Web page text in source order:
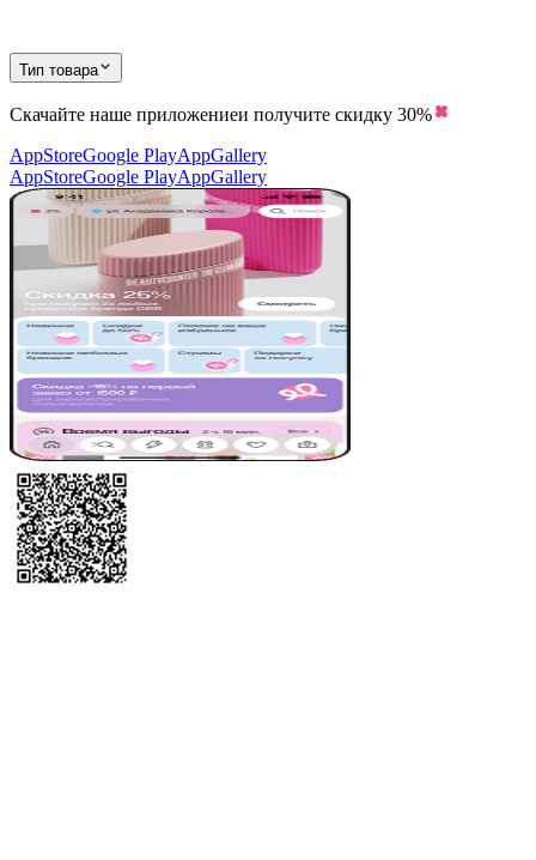
Тип товара
Скачайте наше приложениеи получите скидку 30%
AppStoreGoogle PlayAppGallery
AppStoreGoogle PlayAppGallery